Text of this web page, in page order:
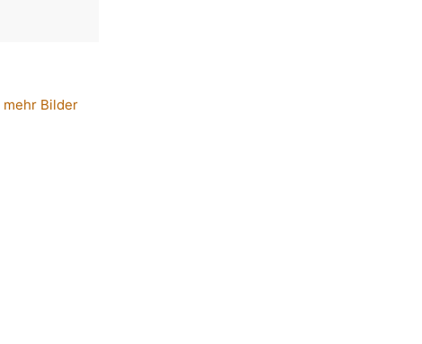
mehr Bilder